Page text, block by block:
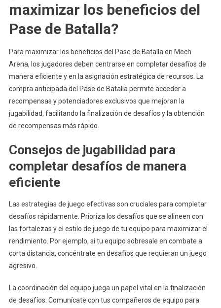
maximizar los beneficios del
Pase de Batalla?
Para maximizar los beneficios del Pase de Batalla en Mech
Arena, los jugadores deben centrarse en completar desafíos de
manera eficiente y en la asignación estratégica de recursos. La
compra anticipada del Pase de Batalla permite acceder a
recompensas y potenciadores exclusivos que mejoran la
jugabilidad, facilitando la finalización de desafíos y la obtención
de recompensas más rápido.
Consejos de jugabilidad para
completar desafíos de manera
eficiente
Las estrategias de juego efectivas son cruciales para completar
desafíos rápidamente. Prioriza los desafíos que se alineen con
las fortalezas y el estilo de juego de tu equipo para maximizar el
rendimiento. Por ejemplo, si tu equipo sobresale en combate a
corta distancia, concéntrate en desafíos que requieran un juego
agresivo.
La coordinación del equipo juega un papel vital en la finalización
de desafíos. Comunícate con tus compañeros de equipo para